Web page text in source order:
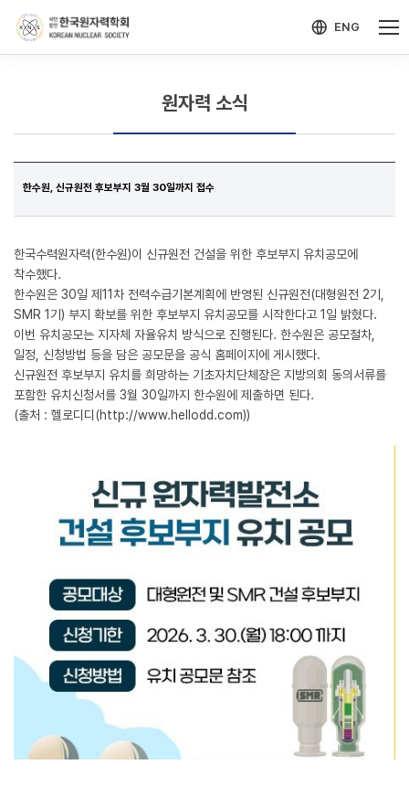
ENG
원자력 소식
한수원, 신규원전 후보부지 3월 30일까지 접수
한국수력원자력(한수원)이 신규원전 건설을 위한 후보부지 유치공모에
착수했다.
한수원은 30일 제11차 전력수급기본계획에 반영된 신규원전(대형원전 2기,
SMR 1기) 부지 확보를 위한 후보부지 유치공모를 시작한다고 1일 밝혔다.
이번 유치공모는 지자체 자율유치 방식으로 진행된다. 한수원은 공모절차,
일정, 신청방법 등을 담은 공모문을 공식 홈페이지에 게시했다.
신규원전 후보부지 유치를 희망하는 기초자치단체장은 지방의회 동의서류를
포함한 유치신청서를 3월 30일까지 한수원에 제출하면 된다.
(출처 : 헬로디디(http://www.hellodd.com))